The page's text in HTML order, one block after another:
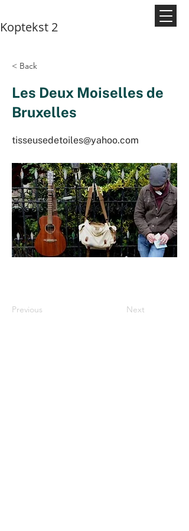
Koptekst 2
< Back
Les Deux Moiselles de
Bruxelles
tisseusedetoiles@yahoo.com
Previous Next